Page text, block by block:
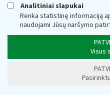
Analitiniai slapukai
Renka statistinę informaciją
naudojami Jūsų naršymo
Visus